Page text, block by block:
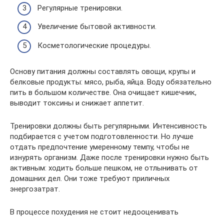
Регулярные тренировки.
Увеличение бытовой активности.
Косметологические процедуры.
Основу питания должны составлять овощи, крупы и
белковые продукты: мясо, рыба, яйца. Воду обязательно
пить в большом количестве. Она очищает кишечник,
выводит токсины и снижает аппетит.
Тренировки должны быть регулярными. Интенсивность
подбирается с учетом подготовленности. Но лучше
отдать предпочтение умеренному темпу, чтобы не
изнурять организм. Даже после тренировки нужно быть
активным: ходить больше пешком, не отлынивать от
домашних дел. Они тоже требуют приличных
энергозатрат.
В процессе похудения не стоит недооценивать